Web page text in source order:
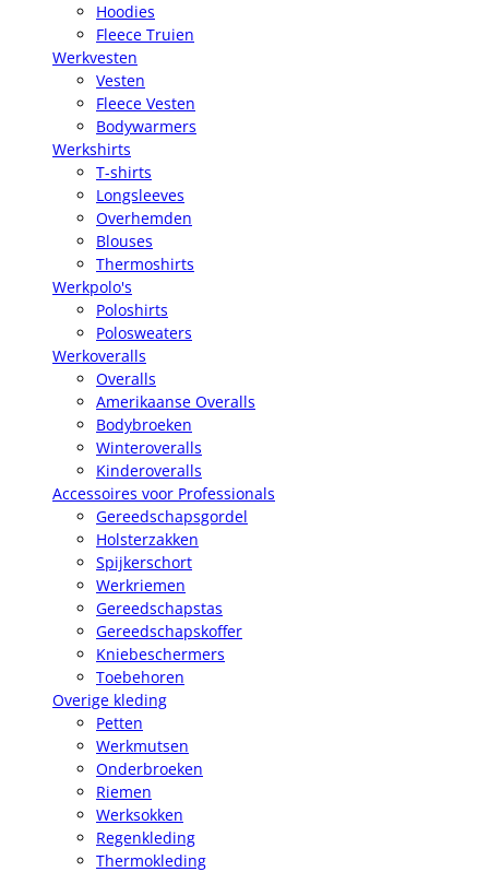
Hoodies
Fleece Truien
Werkvesten
Vesten
Fleece Vesten
Bodywarmers
Werkshirts
T-shirts
Longsleeves
Overhemden
Blouses
Thermoshirts
Werkpolo's
Poloshirts
Polosweaters
Werkoveralls
Overalls
Amerikaanse Overalls
Bodybroeken
Winteroveralls
Kinderoveralls
Accessoires voor Professionals
Gereedschapsgordel
Holsterzakken
Spijkerschort
Werkriemen
Gereedschapstas
Gereedschapskoffer
Kniebeschermers
Toebehoren
Overige kleding
Petten
Werkmutsen
Onderbroeken
Riemen
Werksokken
Regenkleding
Thermokleding